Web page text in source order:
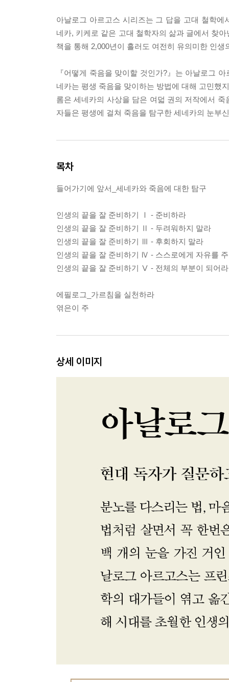
아날로그 아르고스 시리즈는 그 답을 고대 철학
네카, 키케로 같은 고대 철학자의 삶과 글에서 찾
책을 통해 2,000년이 흘러도 여전히 유의미한 인생
『어떻게 죽음을 맞이할 것인가?』는 아날로그
네카는 평생 죽음을 맞이하는 방법에 대해 고민했
롬은 세네카의 사상을 담은 여덟 권의 저작에서
자들은 평생에 걸쳐 죽음을 탐구한 세네카의 눈부
목차
들어가기에 앞서_세네카와 죽음에 대한 탐구
인생의 끝을 잘 준비하기 Ⅰ - 준비하라
인생의 끝을 잘 준비하기 Ⅱ - 두려워하지 말라
인생의 끝을 잘 준비하기 Ⅲ - 후회하지 말라
인생의 끝을 잘 준비하기 Ⅳ - 스스로에게 자유를
인생의 끝을 잘 준비하기 Ⅴ - 전체의 부분이 되어라
에필로그_가르침을 실천하라
엮은이 주
상세 이미지